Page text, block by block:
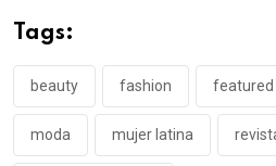
Tags:
beauty fashion featured
moda mujer latina